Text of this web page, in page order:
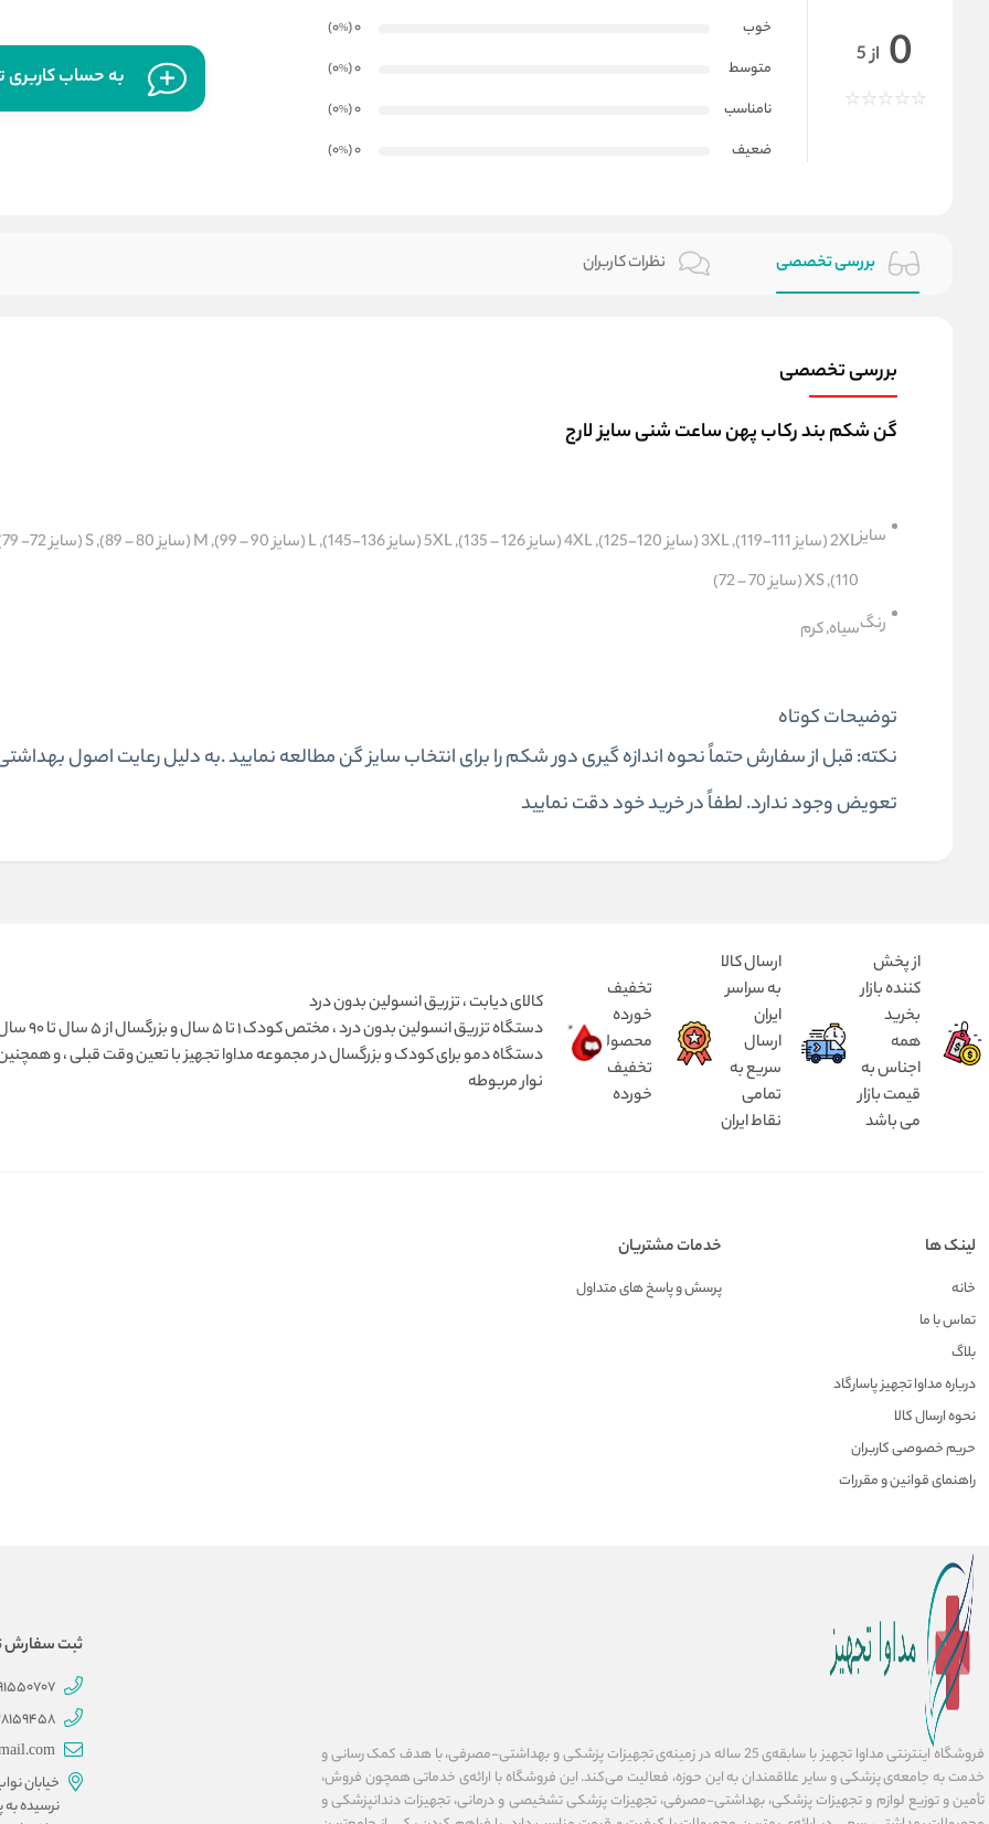
0 از 5
خوب
0
(0
%
)
متوسط
0
(0
%
)
نامناسب
0
(0
%
)
ضعیف
0
(0
%
)
به حساب کاربری
بررسی تخصصی نظرات کاربران
بررسی تخصصی
گن شکم بند رکاب پهن ساعت شنی سایز لارج
سایز
110), XS (سایز 70 – 72)
رنگسیاه, کرم
توضیحات کوتاه
نکته: قبل از سفارش حتماً نحوه اندازه گیری دور شکم را برای انتخاب سایز گن مطالعه نمایید .به دلیل رعایت اصول
تعویض وجود ندارد. لطفاً در خرید خود دقت نمایید
از پخش
کننده بازار
بخرید
همه
اجناس به
قیمت بازار
می باشد
ارسال کالا
به سراسر
ایران
ارسال
سریع به
تمامی
نقاط ایران
تخفیف
خورده
محصولات
تخفیف
خورده
کالای دیابت ، تزریق انسولین بدون درد
دستگاه
دستگاه دمو برای کودک و بزرگسال در مجموعه مداوا تجهیز با تعین وقت قبلی ، و
نوار مربوطه
لینک ها
خانه
تماس با ما
بلاگ
درباره مداوا تجهیز پاسارگاد
نحوه ارسال کالا
حریم خصوصی کاربران
راهنمای قوانین و مقررات
خدمات مشتریان
پرسش و پاسخ های متداول
فروشگاه اینترنتی مداوا تجهیز با سابقه‌ی 25 ساله در زمینه‌ی تجهیزات پزشکی و بهداشتی-مصرفی، با هدف کمک رسانی و
خدمت به جامعه‌ی پزشکی و سایر علاقمندان به این حوزه، فعالیت می‌کند. این فروشگاه با ارائه‌ی خدماتی همچون فروش،
تأمین و توزیع لوازم و تجهیزات پزشکی، بهداشتی-مصرفی، تجهیزات پزشکی تشخیصی و درمانی، تجهیزات دندانپزشکی و
ثبت سفارش تلفنی
خیابان
نرسیده